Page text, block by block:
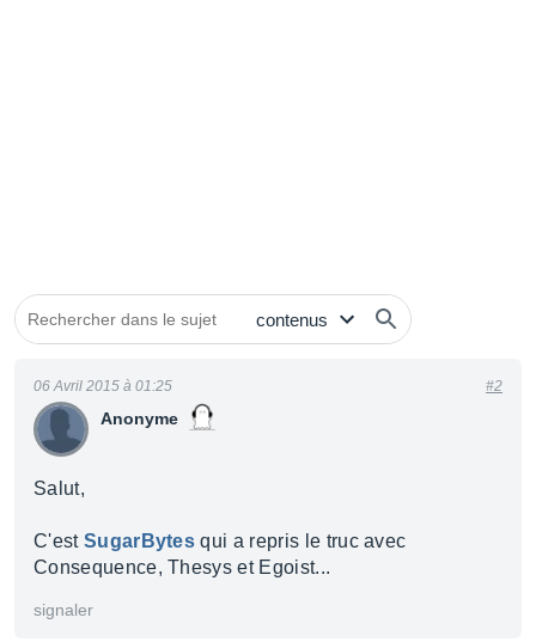
Anonyme
06 Avril 2015 à 01:25 #2
Salut,
C'est SugarBytes qui a repris le truc avec
Consequence, Thesys et Egoist...
signaler